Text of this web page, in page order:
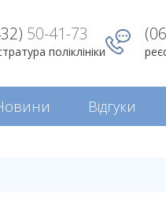
50-41-73
поліклініки
Відгуки